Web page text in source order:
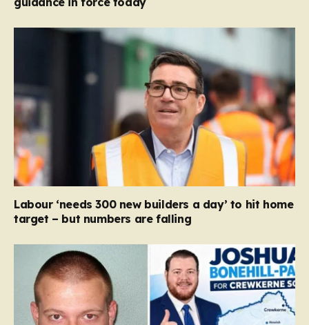
Labour ‘needs 300 new builders a day’ to hit home
target – but numbers are falling